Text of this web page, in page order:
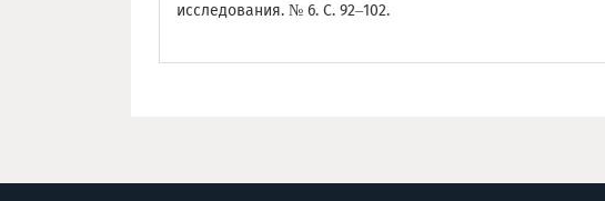
исследования. № 6. С. 92–102.